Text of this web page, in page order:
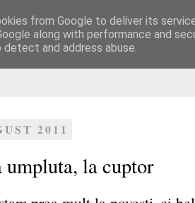
culinare
2011
umpluta, la cuptor
from Google to deliver its
along with performance and
and address abuse.